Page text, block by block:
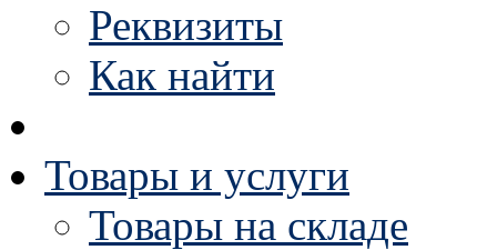
Реквизиты
Как найти
Товары и услуги
Товары на складе